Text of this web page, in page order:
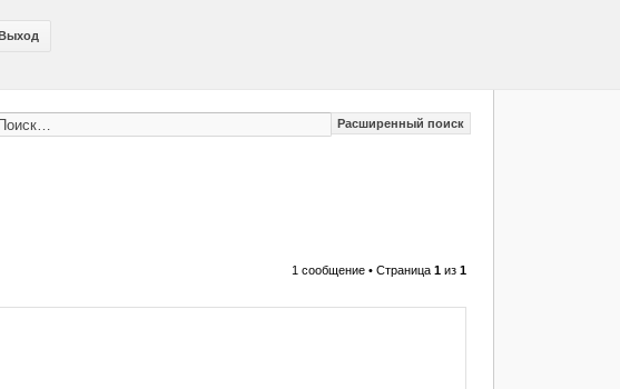
Расширенный поиск
1 сообщение • Страница 1из 1